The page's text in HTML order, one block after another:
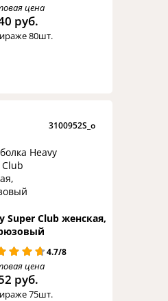
цена
руб.
80шт.
3100952S_o
Super Club женская,
4.7/8
цена
руб.
75шт.